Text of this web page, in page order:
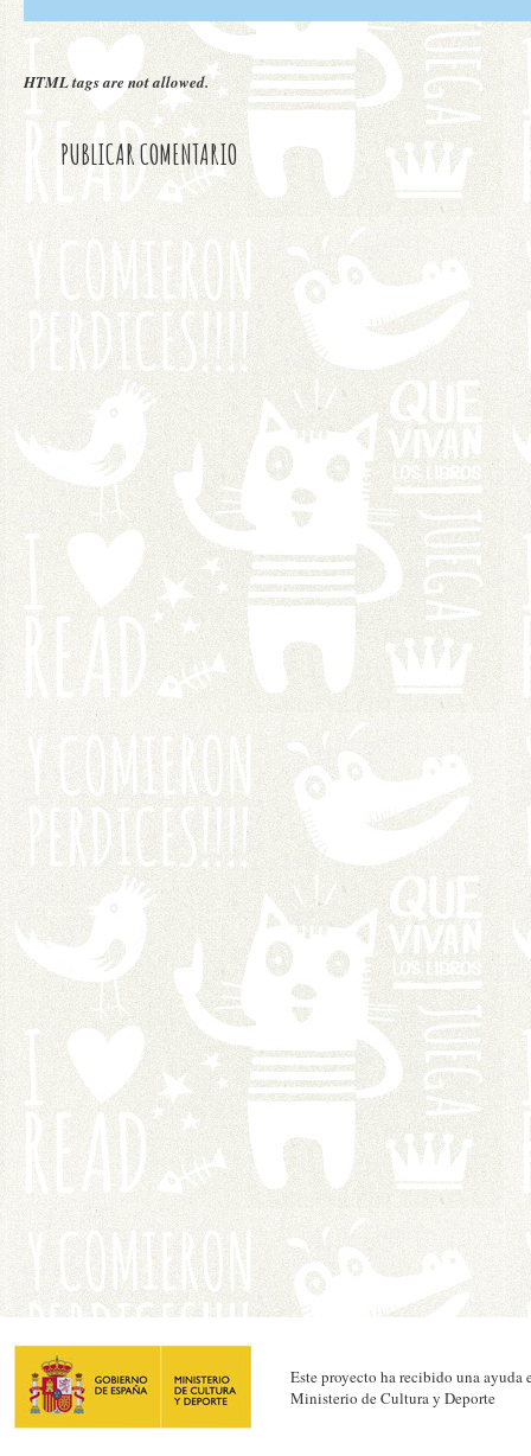
HTML tags are not allowed.
Este proyecto ha recibido una ayuda
Ministerio de Cultura y Deporte